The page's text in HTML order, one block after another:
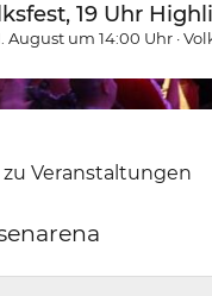
19 Uhr
August um 14:00 Uhr ·
Veranstaltungen